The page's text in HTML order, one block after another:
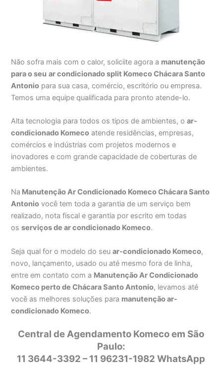
Não sofra mais com o calor, soliciite agora a manutenção
para o seu ar condicionado split Komeco Chácara Santo
Antonio para sua casa, comércio, escritório ou empresa.
Temos uma equipe qualificada para pronto atende-lo.
Alta tecnologia para todos os tipos de ambientes, oar-
condicionado Komeco atende residências, empresas,
comércios e indústrias com projetos modernos e
inovadores e com grande capacidade de coberturas de
ambientes.
Na Manutenção Ar Condicionado Komeco Chácara Santo
Antonio você tem toda a garantia de um serviço bem
realizado, nota fiscal e garantia por escrito em todas
osserviços de ar condicionado Komeco.
Seja qual for o modelo do seuar-condicionado Komeco,
novo, lançamento, usado ou até mesmo fora de linha,
entre em contato com a Manutenção Ar Condicionado
Komeco perto de Chácara Santo Antonio, levamos até
você as melhores soluções para manutenção ar-
condicionado Komeco.
Central de Agendamento Komeco em São
Paulo:
11 3644-3392 – 11 96231-1982 WhatsApp